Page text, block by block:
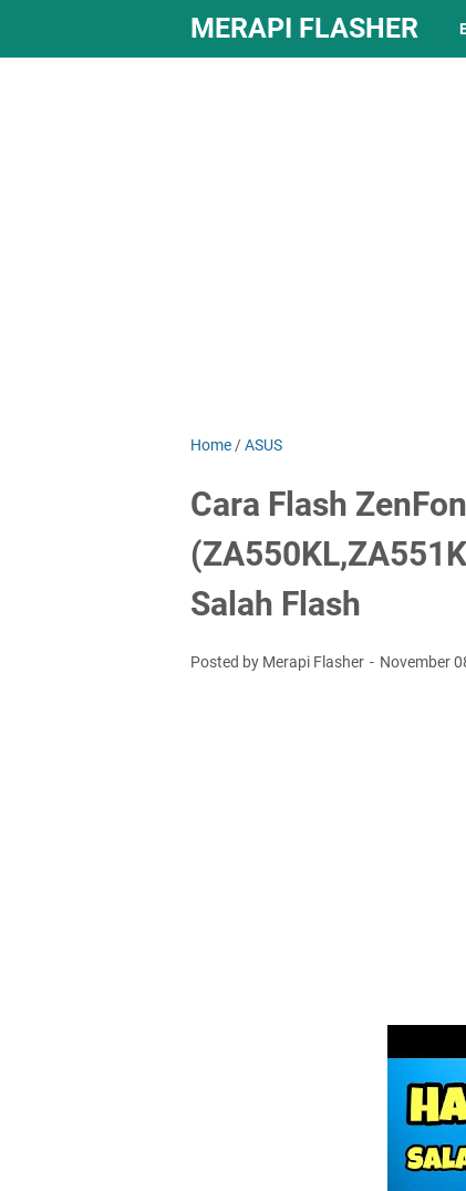
MERAPI FLASHER
Home /ASUS
Cara Flash
Salah Flash
Posted by Merapi Flasher November